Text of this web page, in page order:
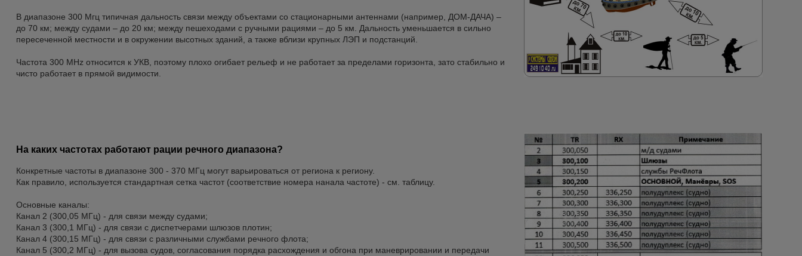
В диапазоне 300 Мгц типичная дальность связи между объектами со стационарными антеннами (например, ДОМ-ДАЧА) –
до 70 км; между судами – до 20 км; между пешеходами с ручными рациями – до 5 км. Дальность уменьшается в сильно
пересеченной местности и в окружении высотных зданий, а также вблизи крупных ЛЭП и подстанций.
Частота 300 MHz относится к УКВ, поэтому плохо огибает рельеф и не работает за пределами горизонта, зато стабильно и
чисто работает в прямой видимости.
На каких частотах работают рации речного диапазона?
Конкретные частоты в диапазоне 300 - 370 МГц могут варьироваться от региона к региону.
Как правило, используется стандартная сетка частот (соответствие номера нанала частоте) - см. таблицу.
Основные каналы:
Канал 2 (300,05 МГц) - для связи между судами;
Канал 3 (300,1 МГц) - для связи с диспетчерами шлюзов плотин;
Канал 4 (300,15 МГц) - для связи с различными службами речного флота;
Канал 5 (300,2 МГц) - для вызова судов, согласования порядка расхождения и обгона при маневрировании и передачи